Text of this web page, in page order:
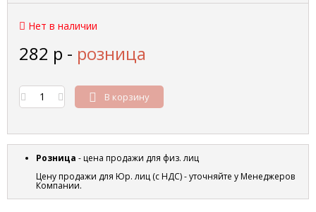
Нет в наличии
282 р - розница
В корзину
Розница - цена продажи для физ. лиц
Цену продажи для Юр. лиц (с НДС) - уточняйте у Менеджеров
Компании.